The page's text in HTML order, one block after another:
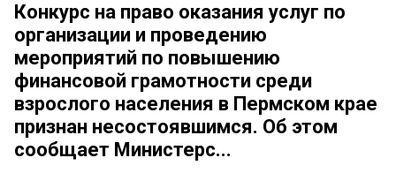
Конкурс на право оказания услуг по
организации и проведению
мероприятий по повышению
финансовой грамотности среди
взрослого населения в Пермском крае
признан несостоявшимся. Об этом
сообщает Министерс...